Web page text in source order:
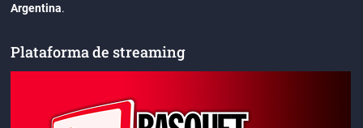
Argentina.
Plataforma de streaming